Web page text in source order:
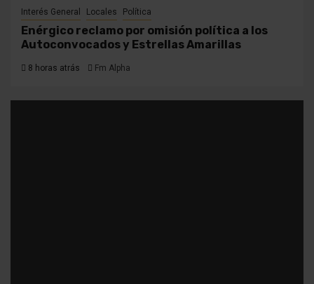
Interés General Locales Política
Enérgico reclamo por omisión política a los
Autoconvocados y Estrellas Amarillas
8 horas atrás Fm Alpha